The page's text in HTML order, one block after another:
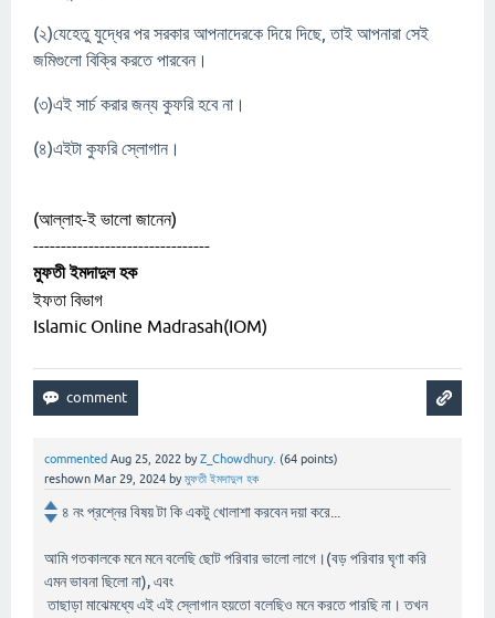
(২)যেহেতু যুদ্ধের পর সরকার আপনাদেরকে দিয়ে দিছে, তাই আপনারা সেই
জমিগুলো বিক্রি করতে পারবেন।
(৩)এই সার্চ করার জন্য কুফরি হবে না।
(৪)এইটা কুফরি স্লোগান।
(আল্লাহ-ই ভালো জানেন)
--------------------------------
মুফতী ইমদাদুল হক
ইফতা বিভাগ
Islamic Online Madrasah(IOM)
commented Aug 25, 2022 byZ_Chowdhury. (64 points)
reshown Mar 29, 2024 byমুফতী ইমদাদুল হক
৪ নং প্রশ্নের বিষয় টা কি একটু খোলাশা করবেন দয়া করে...
আমি গতকালকে মনে মনে বলেছি ছোট পরিবার ভালো লাগে।(বড় পরিবার ঘৃণা করি
এমন ভাবনা ছিলো না), এবং
তাছাড়া মাঝেমধ্যে এই এই স্লোগান হয়তো বলেছিও মনে করতে পারছি না। তখন